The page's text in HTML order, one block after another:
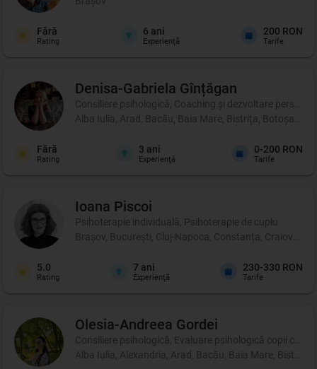
Fără
Rating
6 ani
Experienţă
200 RON
Tarife
Denisa-Gabriela Gînțăgan
Consiliere psihologică, Coaching şi dezvoltare
Alba Iulia, Arad, Bacău, Baia Mare, Bistrița, Botoșani,
Fără
Rating
3 ani
Experienţă
0-200 RON
Tarife
Ioana Piscoi
Psihoterapie individuală, Psihoterapie de cuplu
Brașov, București, Cluj-Napoca, Constanța, Craiova,
5.0
Rating
7 ani
Experienţă
230-330 RON
Tarife
Olesia-Andreea Gordei
Consiliere psihologică, Evaluare psihologică copii cu
Alba Iulia, Alexandria, Arad, Bacău, Baia Mare,